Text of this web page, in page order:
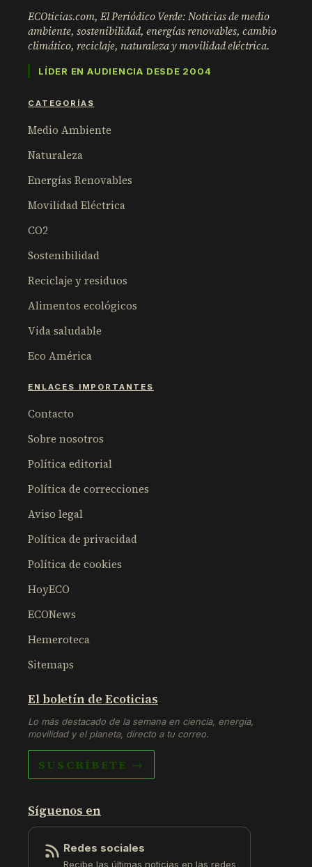
ECOticias.com, El Periódico Verde: Noticias de medio
ambiente, sostenibilidad, energías renovables, cambio
climático, reciclaje, naturaleza y movilidad eléctrica.
LÍDER EN AUDIENCIA DESDE 2004
CATEGORÍAS
Medio Ambiente
Naturaleza
Energías Renovables
Movilidad Eléctrica
CO2
Sostenibilidad
Reciclaje y residuos
Alimentos ecológicos
Vida saludable
Eco América
ENLACES IMPORTANTES
Contacto
Sobre nosotros
Política editorial
Política de correcciones
Aviso legal
Política de privacidad
Política de cookies
HoyECO
ECONews
Hemeroteca
Sitemaps
El boletín de Ecoticias
Lo más destacado de la semana en ciencia, energía,
movilidad y el planeta, directo a tu correo.
SUSCRÍBETE →
Síguenos en
Redes sociales
Recibe las últimas noticias en las redes